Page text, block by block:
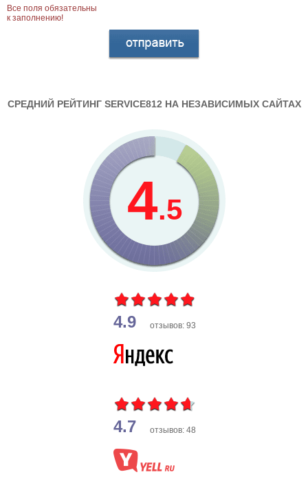
Все поля обязательны
к заполнению!
СРЕДНИЙ РЕЙТИНГ SERVICE812 НА НЕЗАВИСИМЫХ САЙТАХ
4.5
4.9 отзывов: 93
4.7 отзывов: 48